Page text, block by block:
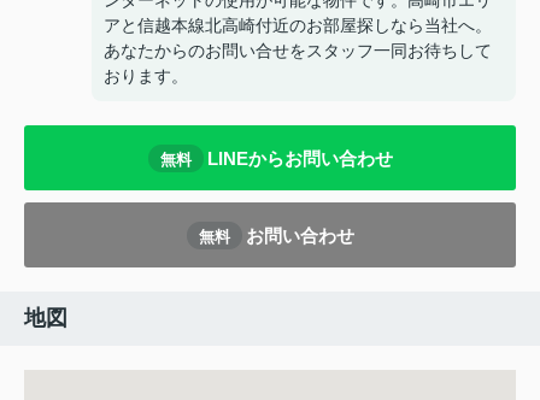
アと信越本線北高崎付近のお部屋探しなら当社へ。
あなたからのお問い合せをスタッフ一同お待ちして
おります。
無料 LINEからお問い合わせ
無料 お問い合わせ
地図